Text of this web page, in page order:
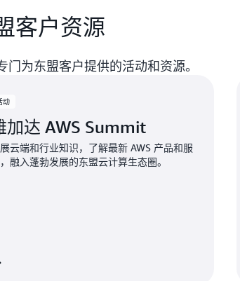
客户资源
门为东盟客户提供的活动和资源。
动
加达 AWS Summit
云端和行业知识，了解最新 AWS 产品和服
融入蓬勃发展的东盟云计算生态圈。